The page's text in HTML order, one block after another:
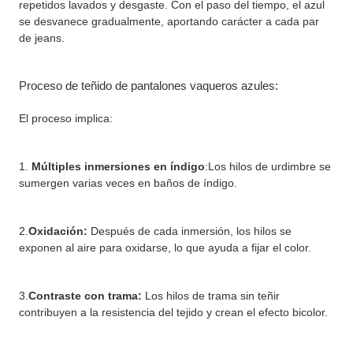
repetidos lavados y desgaste. Con el paso del tiempo, el azul
se desvanece gradualmente, aportando carácter a cada par
de jeans.
Proceso de teñido de pantalones vaqueros azules:
El proceso implica:
1. Múltiples inmersiones en índigo:Los hilos de urdimbre se
sumergen varias veces en baños de índigo.
2.Oxidación: Después de cada inmersión, los hilos se
exponen al aire para oxidarse, lo que ayuda a fijar el color.
3.Contraste con trama: Los hilos de trama sin teñir
contribuyen a la resistencia del tejido y crean el efecto bicolor.